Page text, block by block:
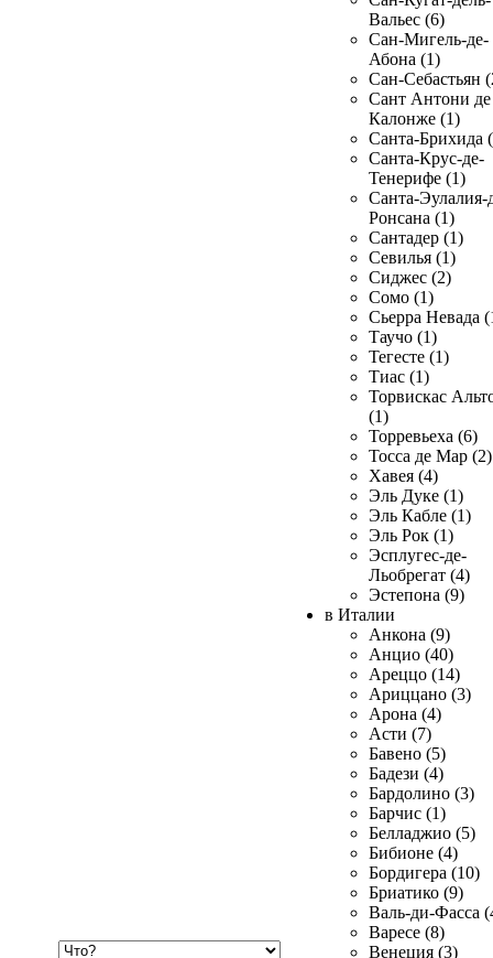
Вальес (6)
Сан-Мигель-де-
Абона (1)
Сан-Себастьян
Сант Антони де
Калонже (1)
Санта-Брихида
Санта-Крус-де-
Тенерифе (1)
Санта-Эулалия-
Ронсана (1)
Сантадер (1)
Севилья (1)
Сиджес (2)
Сомо (1)
Сьерра Невада
Таучо (1)
Тегесте (1)
Тиас (1)
Торвискас
(1)
Торревьеха (6)
Тосса де Мар (2)
Хавея (4)
Эль Дуке (1)
Эль Кабле (1)
Эль Рок (1)
Эсплугес-де-
Льобрегат (4)
Эстепона (9)
в Италии
Анкона (9)
Анцио (40)
Ареццо (14)
Ариццано (3)
Арона (4)
Асти (7)
Бавено (5)
Бадези (4)
Бардолино (3)
Барчис (1)
Белладжио (5)
Бибионе (4)
Бордигера (10)
Бриатико (9)
Валь-ди-Фасса
Варесе (8)
Венеция (3)